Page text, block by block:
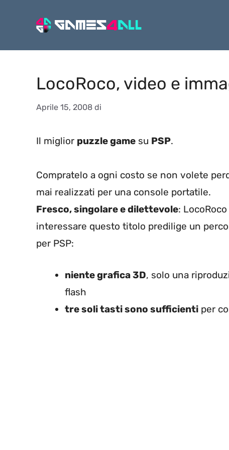
LocoRoco, video e
Aprile 15, 2008 di
Il miglior puzzle game su PSP.
Compratelo a ogni costo se non volete
mai realizzati per una console portatile.
Fresco, singolare e dilettevole:
interessare questo titolo predilige un
per PSP:
niente grafica 3D, solo una
flash
tre soli tasti sono sufficienti per